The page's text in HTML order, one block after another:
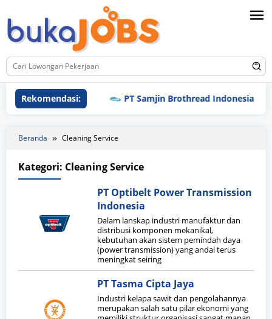
ke
konten
Rekomendasi: PT Samjin Brothread Indonesia
Beranda Cleaning Service
Kategori: Cleaning Service
PT Optibelt Power Transmission
Indonesia
Dalam lanskap industri manufaktur dan
distribusi komponen mekanikal,
kebutuhan akan sistem pemindah daya
(power transmission) yang andal terus
meningkat seiring
PT Tasma Cipta Jaya
Industri kelapa sawit dan pengolahannya
merupakan salah satu pilar ekonomi yang